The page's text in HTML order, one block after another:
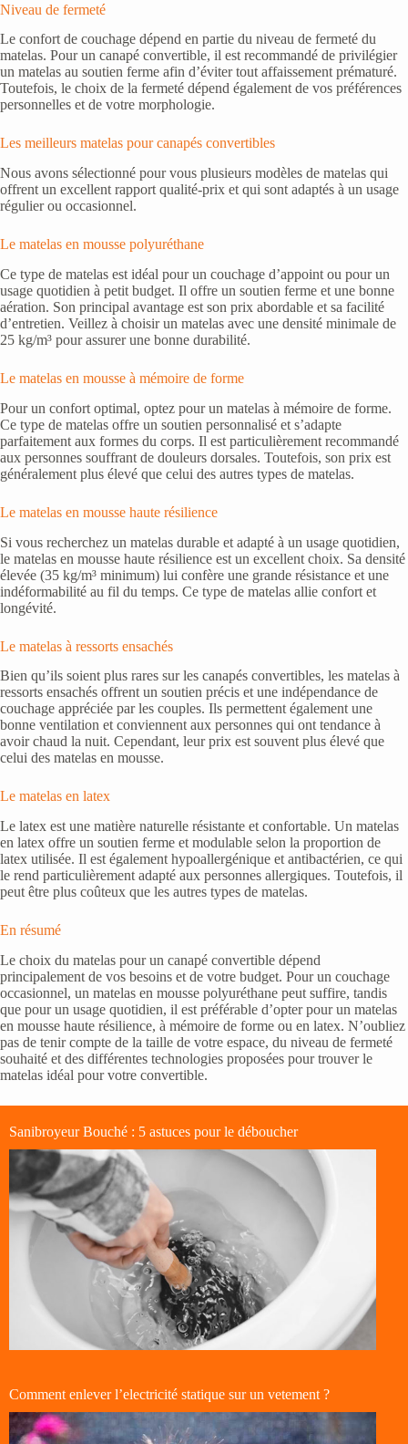
Niveau de fermeté
Le confort de couchage dépend en partie du niveau de fermeté du
matelas. Pour un canapé convertible, il est recommandé de privilégier
un matelas au soutien ferme afin d’éviter tout affaissement prématuré.
Toutefois, le choix de la fermeté dépend également de vos préférences
personnelles et de votre morphologie.
Les meilleurs matelas pour canapés convertibles
Nous avons sélectionné pour vous plusieurs modèles de matelas qui
offrent un excellent rapport qualité-prix et qui sont adaptés à un usage
régulier ou occasionnel.
Le matelas en mousse polyuréthane
Ce type de matelas est idéal pour un couchage d’appoint ou pour un
usage quotidien à petit budget. Il offre un soutien ferme et une bonne
aération. Son principal avantage est son prix abordable et sa facilité
d’entretien. Veillez à choisir un matelas avec une densité minimale de
25 kg/m³ pour assurer une bonne durabilité.
Le matelas en mousse à mémoire de forme
Pour un confort optimal, optez pour un matelas à mémoire de forme.
Ce type de matelas offre un soutien personnalisé et s’adapte
parfaitement aux formes du corps. Il est particulièrement recommandé
aux personnes souffrant de douleurs dorsales. Toutefois, son prix est
généralement plus élevé que celui des autres types de matelas.
Le matelas en mousse haute résilience
Si vous recherchez un matelas durable et adapté à un usage quotidien,
le matelas en mousse haute résilience est un excellent choix. Sa densité
élevée (35 kg/m³ minimum) lui confère une grande résistance et une
indéformabilité au fil du temps. Ce type de matelas allie confort et
longévité.
Le matelas à ressorts ensachés
Bien qu’ils soient plus rares sur les canapés convertibles, les matelas à
ressorts ensachés offrent un soutien précis et une indépendance de
couchage appréciée par les couples. Ils permettent également une
bonne ventilation et conviennent aux personnes qui ont tendance à
avoir chaud la nuit. Cependant, leur prix est souvent plus élevé que
celui des matelas en mousse.
Le matelas en latex
Le latex est une matière naturelle résistante et confortable. Un matelas
en latex offre un soutien ferme et modulable selon la proportion de
latex utilisée. Il est également hypoallergénique et antibactérien, ce qui
le rend particulièrement adapté aux personnes allergiques. Toutefois, il
peut être plus coûteux que les autres types de matelas.
En résumé
Le choix du matelas pour un canapé convertible dépend
principalement de vos besoins et de votre budget. Pour un couchage
occasionnel, un matelas en mousse polyuréthane peut suffire, tandis
que pour un usage quotidien, il est préférable d’opter pour un matelas
en mousse haute résilience, à mémoire de forme ou en latex. N’oubliez
pas de tenir compte de la taille de votre espace, du niveau de fermeté
souhaité et des différentes technologies proposées pour trouver le
matelas idéal pour votre convertible.
Sanibroyeur Bouché : 5 astuces pour le déboucher
Comment enlever l’electricité statique sur un vetement ?